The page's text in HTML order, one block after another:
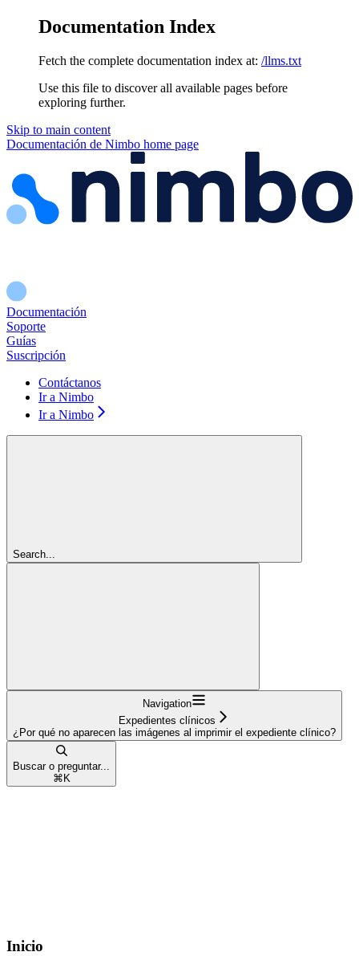
Documentation Index
Fetch the complete documentation index at: /llms.txt
Use this file to discover all available pages before
exploring further.
Skip to main content
Documentación de Nimbo home page
Documentación
Soporte
Guías
Suscripción
Contáctanos
Ir a Nimbo
Ir a Nimbo
Search...
Navigation
Expedientes clínicos
¿Por qué no aparecen las imágenes al imprimir el expediente clínico?
Buscar o preguntar...
⌘K
Inicio